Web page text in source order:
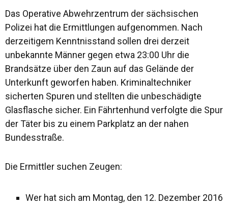
Das Operative Abwehrzentrum der sächsischen
Polizei hat die Ermittlungen aufgenommen. Nach
derzeitigem Kenntnisstand sollen drei derzeit
unbekannte Männer gegen etwa 23:00 Uhr die
Brandsätze über den Zaun auf das Gelände der
Unterkunft geworfen haben. Kriminaltechniker
sicherten Spuren und stellten die unbeschädigte
Glasflasche sicher. Ein Fährtenhund verfolgte die Spur
der Täter bis zu einem Parkplatz an der nahen
Bundesstraße.
Die Ermittler suchen Zeugen:
Wer hat sich am Montag, den 12. Dezember 2016